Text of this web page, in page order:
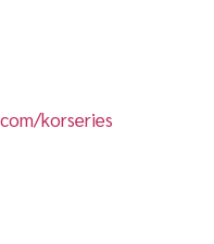
korseries